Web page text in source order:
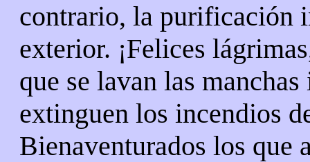
contrario, la purificación
exterior. ¡Felices
que se lavan las
extinguen los incendios
Bienaventurados los